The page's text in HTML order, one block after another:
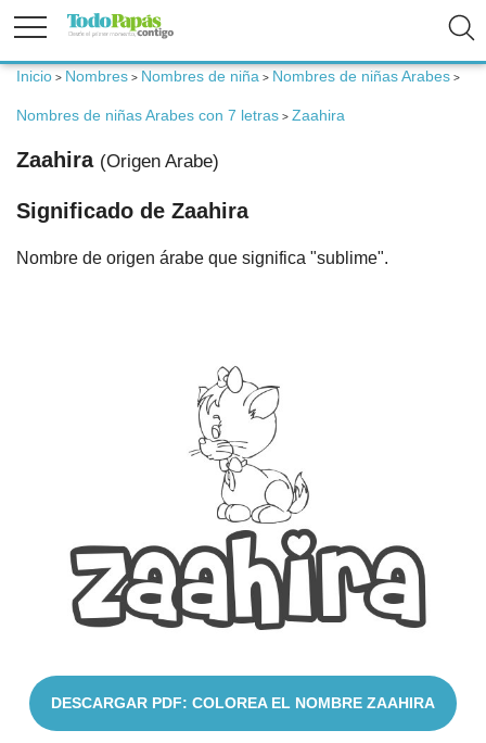
Fertilidad
Embarazo
Bebé
Niños
Inicio > Nombres > Nombres de niña > Nombres de niñas Arabes >
Nombres de niñas Arabes con 7 letras > Zaahira
Zaahira (Origen Arabe)
Significado de Zaahira
Nombre de origen árabe que significa "sublime".
DESCARGAR PDF: COLOREA EL NOMBRE ZAAHIRA